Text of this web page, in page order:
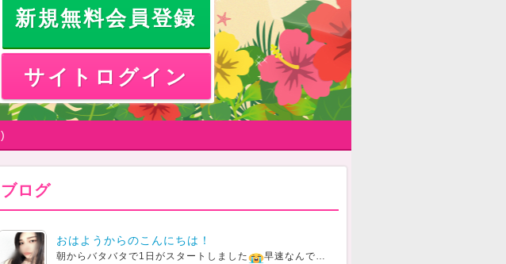
新規無料会員登録
サイトログイン
)
ブログ
おはようからのこんにちは！
朝からバタバタで1日がスタートしました
早速なんですけど！！！私事ですが...今日で始めてから5日目...新人ランキング4位にランクインしました！！！！めっちゃ嬉しいですありがとうございます